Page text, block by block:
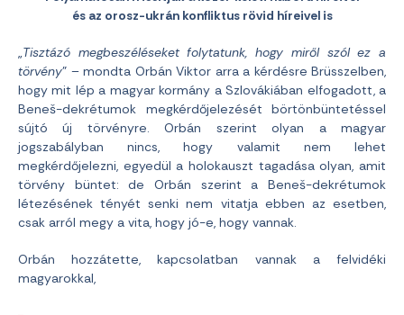
és az orosz-ukrán konfliktus rövid híreivel is
Tisztázó megbeszéléseket folytatunk, hogy miről szól ez a
törvény” – mondta Orbán Viktor arra a kérdésre Brüsszelben,
hogy mit lép a magyar kormány a Szlovákiában elfogadott, a
Beneš-dekrétumok megkérdőjelezését börtönbüntetéssel
sújtó új törvényre. Orbán szerint olyan a magyar
jogszabályban nincs, hogy valamit nem lehet
megkérdőjelezni, egyedül a holokauszt tagadása olyan, amit
törvény büntet: de Orbán szerint a Beneš-dekrétumok
létezésének tényét senki nem vitatja ebben az esetben,
csak arról megy a vita, hogy jó-e, hogy vannak.
Orbán hozzátette, kapcsolatban vannak a felvidéki
magyarokkal,